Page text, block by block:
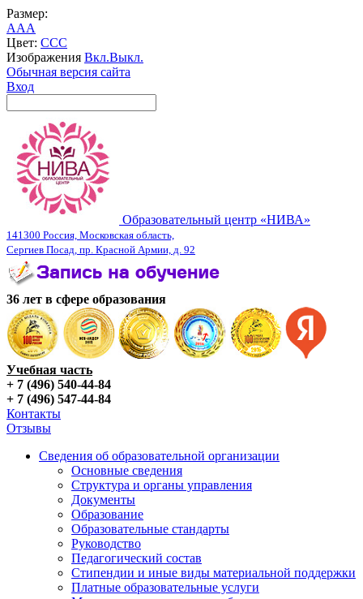
Размер:
AAA
Цвет: CCC
Изображения Вкл.Выкл.
Обычная версия сайта
Вход
Образовательный центр «НИВА»
141300 Россия, Московская область,
Сергиев Посад, пр. Красной Армии, д. 92
36 лет в сфере образования
Учебная часть
+ 7 (496) 540-44-84
+ 7 (496) 547-44-84
Контакты
Отзывы
Сведения об образовательной организации
Основные сведения
Структура и органы управления
Документы
Образование
Образовательные стандарты
Руководство
Педагогический состав
Стипендии и иные виды материальной поддержки
Платные образовательные услуги